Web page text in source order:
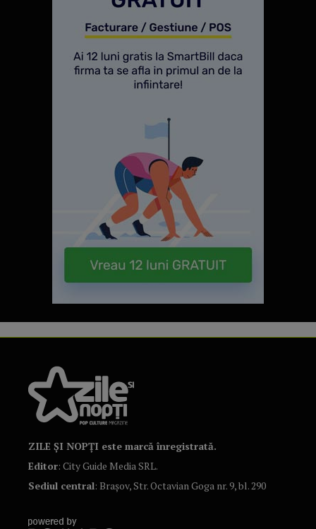
ZILE ȘI NOPȚI este marcă înregistrată.
Editor: City Guide Media SRL.
Sediul central: Brașov, Str. Octavian Goga nr. 9, bl. 290